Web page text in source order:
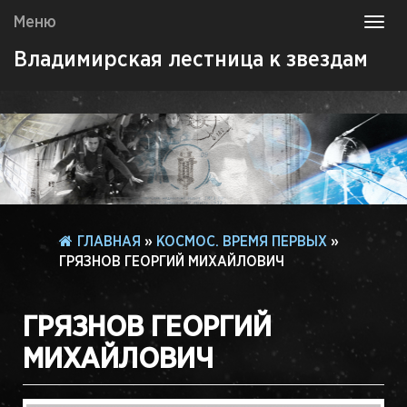
Меню
Владимирская лестница к звездам
ГЛАВНАЯ » КОСМОС. ВРЕМЯ ПЕРВЫХ »
ГРЯЗНОВ ГЕОРГИЙ МИХАЙЛОВИЧ
ГРЯЗНОВ ГЕОРГИЙ
МИХАЙЛОВИЧ